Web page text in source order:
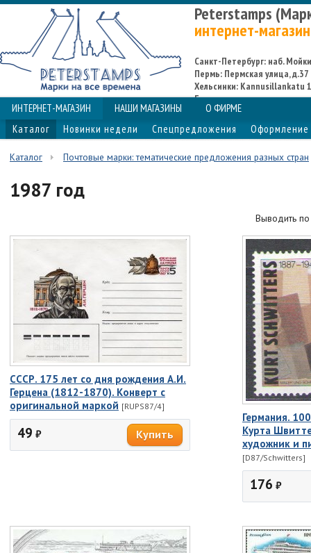
Peterstamps
интернет-магазин
Санкт-Петербург: наб.
Пермь: Пермская улица, д.37
Хельсинки: Kannusillankatu
Espoo
ИНТЕРНЕТ-МАГАЗИН НАШИ МАГАЗИНЫ
О ФИРМЕ
Каталог
Новинки недели Спецпредложения Оформление
Каталог Почтовые марки: тематические предложения разных стран
1987 год
Выводить
СССР. 175 лет со дня рождения А.И.
Герцена (1812-1870). Конверт с
оригинальной маркой [RUPS87/4]
49 ₽
Германия.
Курта
художник и
[D87/Schwitters]
176 ₽